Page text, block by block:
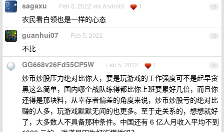
18
sagaxu Feb 5, 2022 via Android 1
农民看白领也是一样的心态
19
guanhui07 Feb 5, 2022
不比
20
GG668v26Fd55CP5W Feb 5, 2022 1
炒币炒股压力绝对比你大，要是玩游戏的工作强度可不是起早贪
黑这么简单，国内哪个战队练得都比你上班要累好几倍，而且你
还得是那块料，从幸存者偏差的角度来说，炒币炒股亏的绝对比
赚的人多，玩游戏默默无闻的也更多。至于走关系的，想想就好
了，大多数人不具备那种条件。中国还有 6 亿人月收入平均不到